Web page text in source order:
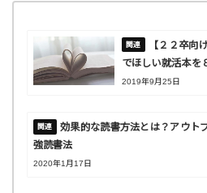
【２２卒向
でほしい就活本を
2019年9月25日
効果的な読書方法とは？アウト
強読書法
2020年1月17日